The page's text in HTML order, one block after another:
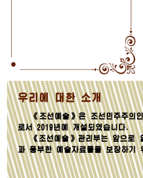
우리에 대한 소개
《조선예술》은 조선민주주의인
로서 2019년에 개설되였습니다.
《조선예술》관리부는 앞으로
과 풍부한 예술자료들을 보장하기